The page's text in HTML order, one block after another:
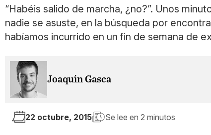
“Habéis salido de marcha, ¿no?”. Unos
nadie se asuste, en la búsqueda por
habíamos incurrido en un fin de semana de
Joaquín Gasca
22 octubre, 2015 Se lee en 2 minutos